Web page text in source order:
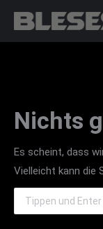
Nichts
Es scheint, dass
Vielleicht kann die
Search: